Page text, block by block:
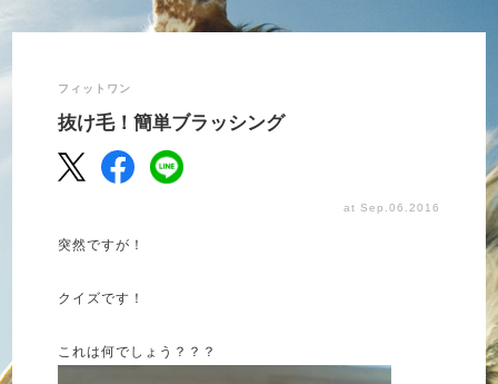
フィットワン
抜け毛！簡単ブラッシング
at Sep.06.2016
突然ですが！
クイズです！
これは何でしょう？？？